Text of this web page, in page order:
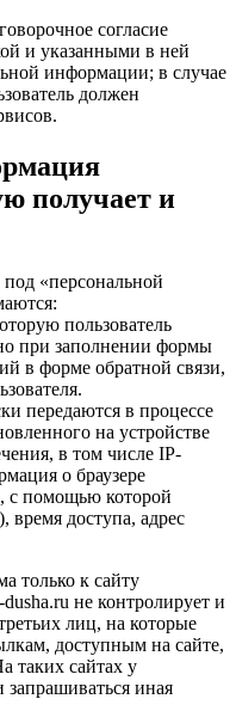
согласие
и указанными в ней
информации; в случае
должен
получает и
«персональной
пользователь
при заполнении формы
в форме обратной связи,
передаются в процессе
на устройстве
в том числе IP-
о браузере
с помощью которой
время доступа, адрес
только к сайту
не контролирует и
лиц, на которые
доступным на сайте,
таких сайтах у
запрашиваться иная